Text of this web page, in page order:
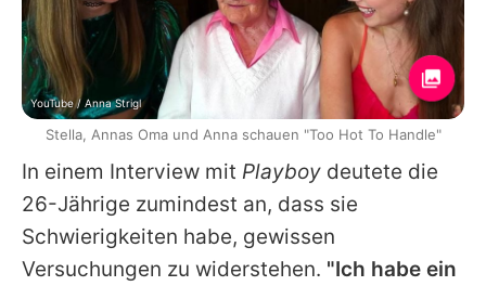
In einem Interview mit Playboy deutete die
26-Jährige zumindest an, dass sie
Schwierigkeiten habe, gewissen
Versuchungen zu widerstehen. "Ich habe ein
YouTube / Anna Strigl
Stella, Annas Oma und Anna schauen "Too Hot To Handle"